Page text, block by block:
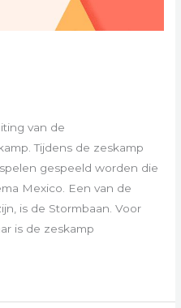
van de
Tijdens de zeskamp
gespeeld worden die
Mexico. Een van de
is de Stormbaan. Voor
is de zeskamp